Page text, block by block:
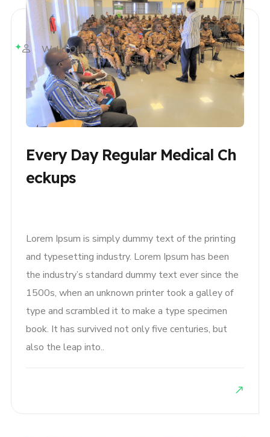
Every Day Regular Medical Ch
Eckups
Walid OUEDRAOGO
Lorem Ipsum is simply dummy text of the printing
and typesetting industry. Lorem Ipsum has been
the industry’s standard dummy text ever since the
1500s, when an unknown printer took a galley of
type and scrambled it to make a type specimen
book. It has survived not only five centuries, but
also the leap into..